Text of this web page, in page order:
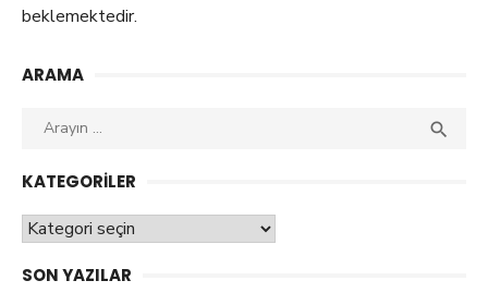
beklemektedir.
ARAMA
Aranan

KATEGORILER
Kategoriler
SON YAZILAR